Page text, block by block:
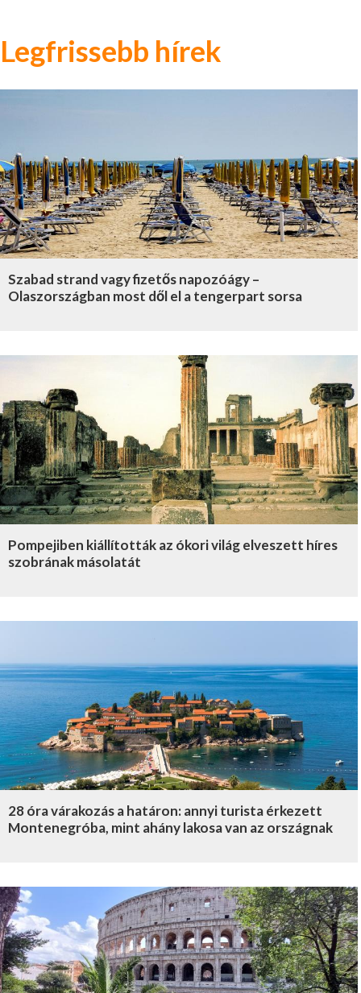
Legfrissebb hírek
Szabad strand vagy fizetős napozóágy –
Olaszországban most dől el a tengerpart sorsa
Pompejiben kiállították az ókori világ elveszett híres
szobrának másolatát
28 óra várakozás a határon: annyi turista érkezett
Montenegróba, mint ahány lakosa van az országnak